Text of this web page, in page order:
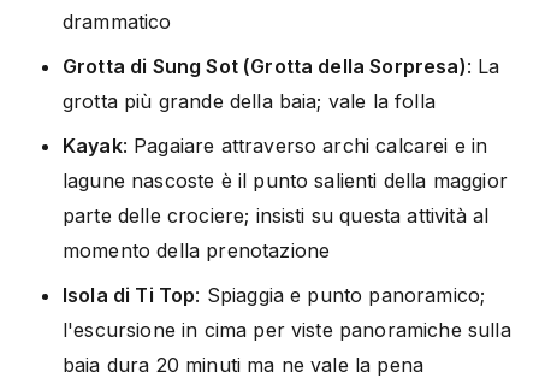
drammatico
Grotta di Sung Sot (Grotta della Sorpresa): La
grotta più grande della baia; vale la folla
Kayak: Pagaiare attraverso archi calcarei e in
lagune nascoste è il punto salienti della maggior
parte delle crociere; insisti su questa attività al
momento della prenotazione
Isola di Ti Top: Spiaggia e punto panoramico;
l'escursione in cima per viste panoramiche sulla
baia dura 20 minuti ma ne vale la pena